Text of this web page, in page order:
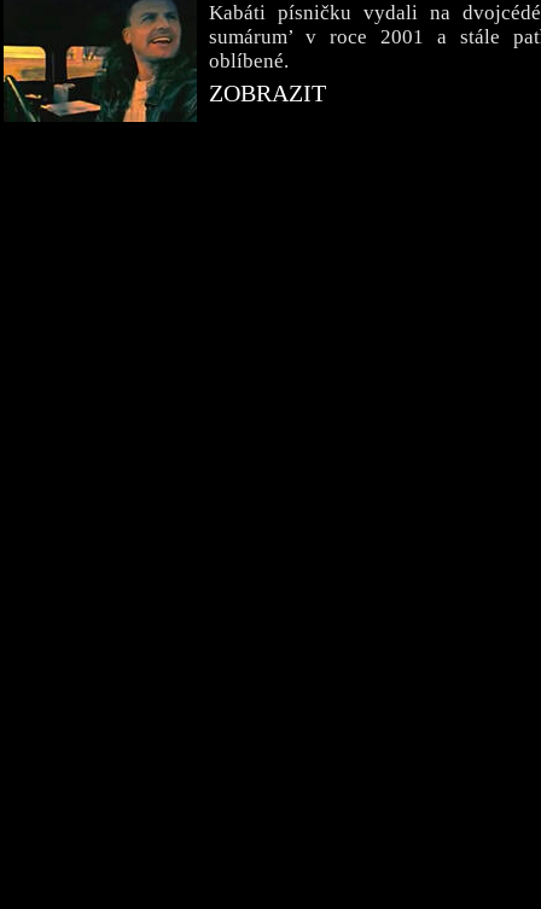
Kabáti písničku vydali na dvojcédé
sumárum’ v roce 2001 a stále
oblíbené.
ZOBRAZIT